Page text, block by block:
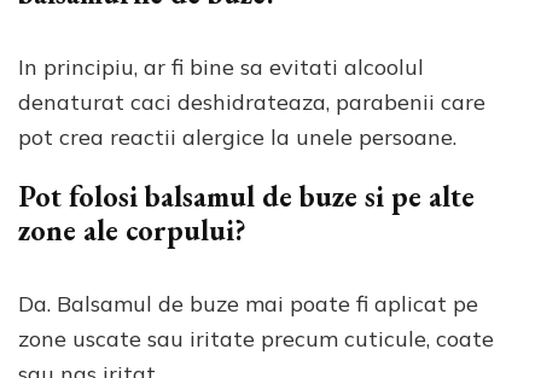
In principiu, ar fi bine sa evitati alcoolul
denaturat caci deshidrateaza, parabenii care
pot crea reactii alergice la unele persoane.
Pot folosi balsamul de buze si pe alte
zone ale corpului?
Da. Balsamul de buze mai poate fi aplicat pe
zone uscate sau iritate precum cuticule, coate